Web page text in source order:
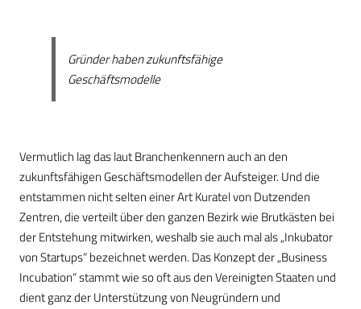
Gründer haben zukunftsfähige
Geschäftsmodelle
Vermutlich lag das laut Branchenkennern auch an den
zukunftsfähigen Geschäftsmodellen der Aufsteiger. Und die
entstammen nicht selten einer Art Kuratel von Dutzenden
Zentren, die verteilt über den ganzen Bezirk wie Brutkästen bei
der Entstehung mitwirken, weshalb sie auch mal als „Inkubator
von Startups“ bezeichnet werden. Das Konzept der „Business
Incubation“ stammt wie so oft aus den Vereinigten Staaten und
dient ganz der Unterstützung von Neugründern und